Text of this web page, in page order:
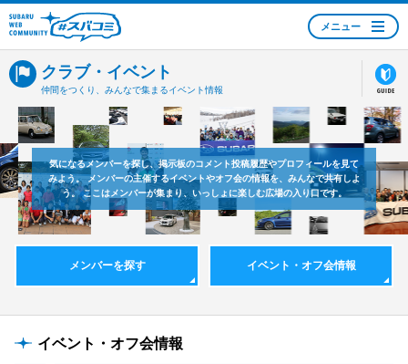
SUBARU WEB
COMMUNITY #スバコ
ミ
メニュー
クラブ・イベント
仲間をつくり、みんなで集まるイベント情報
気になるメンバーを探し、掲示板のコメント投稿履歴やプロフィールを見て
みよう。メンバーの主催するイベントやオフ会の情報を、みんなで共有しよ
う。ここはメンバーが集まり、いっしょに楽しむ広場の入り口です。
メンバーを探す イベント・オフ会情報
イベント・オフ会情報